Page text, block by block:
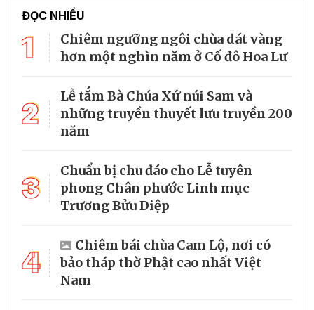
ĐỌC NHIỀU
1
Chiêm ngưỡng ngôi chùa dát vàng
hơn một nghìn năm ở Cố đô Hoa Lư
2
Lễ tắm Bà Chúa Xứ núi Sam và
những truyền thuyết lưu truyền 200
năm
3
Chuẩn bị chu đáo cho Lễ tuyên
phong Chân phước Linh mục
Trương Bửu Diệp
4
Chiêm bái chùa Cam Lộ, nơi có
bảo tháp thờ Phật cao nhất Việt
Nam